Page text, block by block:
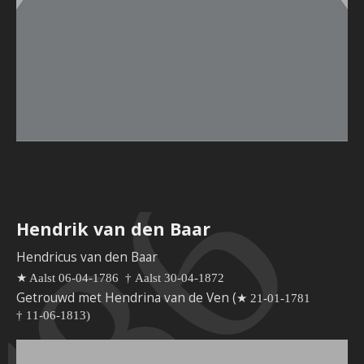
Hendrik van den Baar
Hendricus van den Baar
★ Aalst 06-04-1786 † Aalst 30-04-1872
Getrouwd met Hendrina van de Ven (★ 21-01-1781
† 11-06-1813)